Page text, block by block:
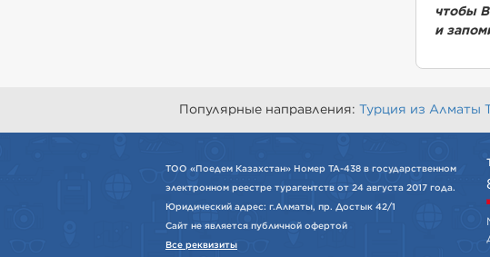
чтобы
и
Популярные направления: Турция из Алматы
ТОО «Поедем Казахстан» Номер ТА-438 в государственном
электронном реестре турагентств от 24 августа 2017 года.
Юридический адрес: г.Алматы, пр. Достык 42/1
Сайт не является публичной офертой
Все реквизиты